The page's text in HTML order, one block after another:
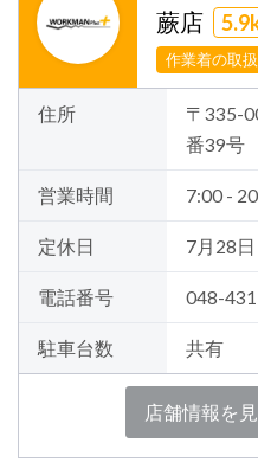
蕨店
作業着の取
住所
〒335-
番39号
営業時間 7:00 -
定休日 7月28
電話番号 048-
駐車台数 共有
店舗情報を